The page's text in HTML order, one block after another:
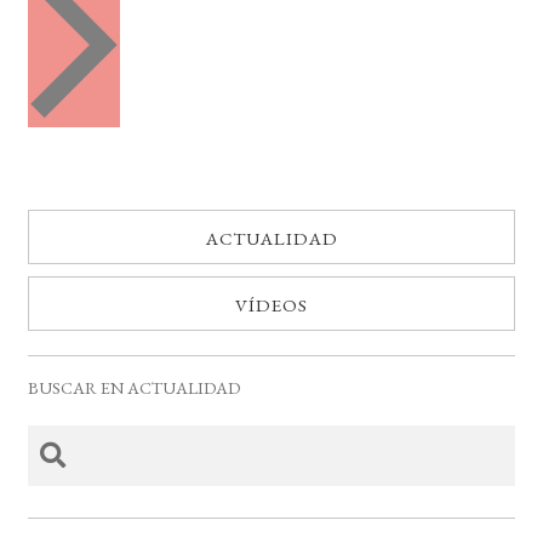
so
ACTUALIDAD
VÍDEOS
BUSCAR EN ACTUALIDAD